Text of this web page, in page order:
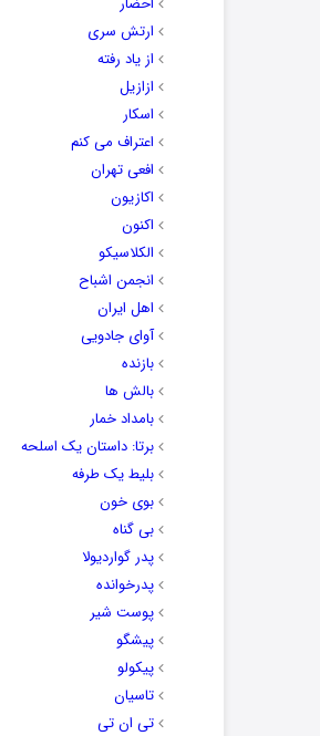
ارتش سری
از یاد رفته
ازازیل
اسکار
اعتراف می کنم
افعی تهران
اکازیون
اکنون
الکلاسیکو
انجمن اشباح
اهل ایران
آوای جادویی
بازنده
بالش ها
بامداد خمار
برتا: داستان یک اسلحه
بلیط یک‌‌ طرفه
بوی خون
بی گناه
پدر گواردیولا
پدرخوانده
پوست شیر
پیشگو
پیکولو
تاسیان
تی ان تی